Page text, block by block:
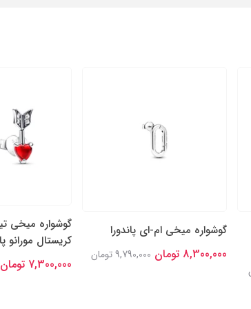
گوشواره میخی ام-ای پاندورا
8,300,000 تومان 9,790,000 تومان
گوشواره میخی
کریستال مورانو
7,300,000 تومان